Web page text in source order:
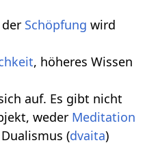
Schöpfung wird
, höheres Wissen
auf. Es gibt nicht
weder Meditation
(dvaita)